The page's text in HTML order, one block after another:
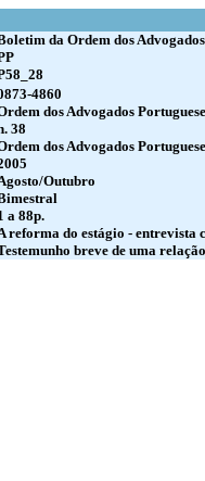
da Ordem dos Advogados
4860
dos Advogados
38
dos Advogados
Outubro
a 88p.
reforma do estágio - entrevista
breve de uma